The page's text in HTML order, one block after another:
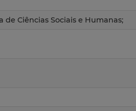
de Ciências Sociais e Humanas;